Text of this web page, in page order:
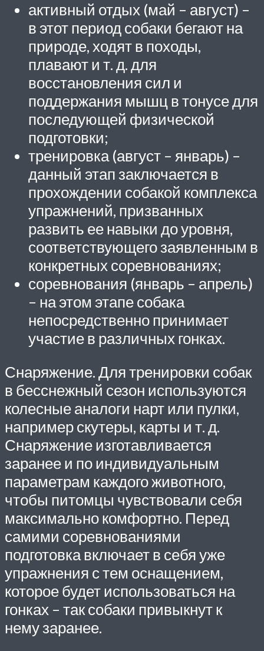
активный отдых (май – август) –
в этот период собаки бегают на
природе, ходят в походы,
плавают и т. д. для
восстановления сил и
поддержания мышц в тонусе для
последующей физической
подготовки;
тренировка (август – январь) –
данный этап заключается в
прохождении собакой комплекса
упражнений, призванных
развить ее навыки до уровня,
соответствующего заявленным в
конкретных соревнованиях;
соревнования (январь – апрель)
– на этом этапе собака
непосредственно принимает
участие в различных гонках.
Снаряжение. Для тренировки собак
в бесснежный сезон используются
колесные аналоги нарт или пулки,
например скутеры, карты и т. д.
Снаряжение изготавливается
заранее и по индивидуальным
параметрам каждого животного,
чтобы питомцы чувствовали себя
максимально комфортно. Перед
самими соревнованиями
подготовка включает в себя уже
упражнения с тем оснащением,
которое будет использоваться на
гонках – так собаки привыкнут к
нему заранее.